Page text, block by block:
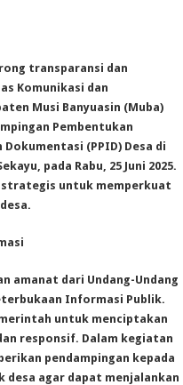
transparansi dan
Komunikasi dan
Musi Banyuasin (Muba)
Pembentukan
(PPID) Desa di
pada Rabu, 25 Juni 2025.
strategis untuk memperkuat
amanat dari Undang-Undang
Informasi Publik.
untuk menciptakan
responsif. Dalam kegiatan
pendampingan kepada
desa agar dapat menjalankan